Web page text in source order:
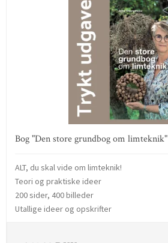
Bog "Den store grundbog om limteknik"
ALT, du skal vide om limteknik!
Teori og praktiske ideer
200 sider, 400 billeder
Utallige ideer og opskrifter